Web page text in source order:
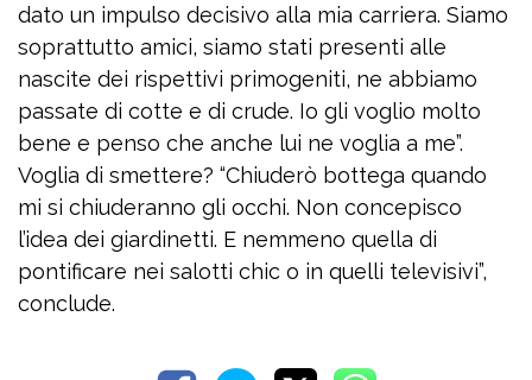
dato un impulso decisivo alla mia carriera. Siamo
soprattutto amici, siamo stati presenti alle
nascite dei rispettivi primogeniti, ne abbiamo
passate di cotte e di crude. Io gli voglio molto
bene e penso che anche lui ne voglia a me”.
Voglia di smettere? “Chiuderò bottega quando
mi si chiuderanno gli occhi. Non concepisco
l’idea dei giardinetti. E nemmeno quella di
pontificare nei salotti chic o in quelli televisivi”,
conclude.